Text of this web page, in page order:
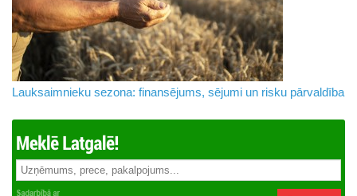
Lauksaimnieku sezona: finansējums, sējumi un risku pārvaldība